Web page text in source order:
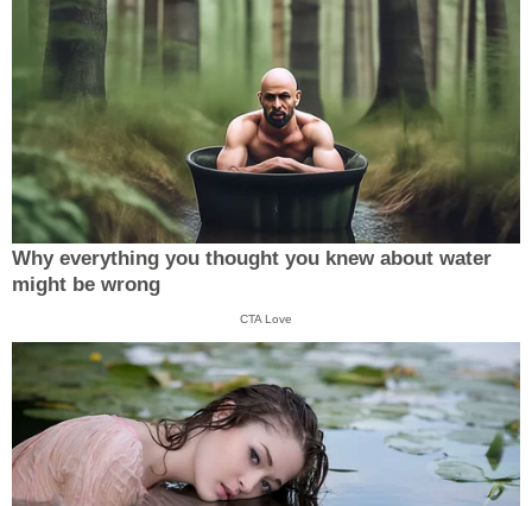
Why everything you thought you knew about water
might be wrong
CTA Love